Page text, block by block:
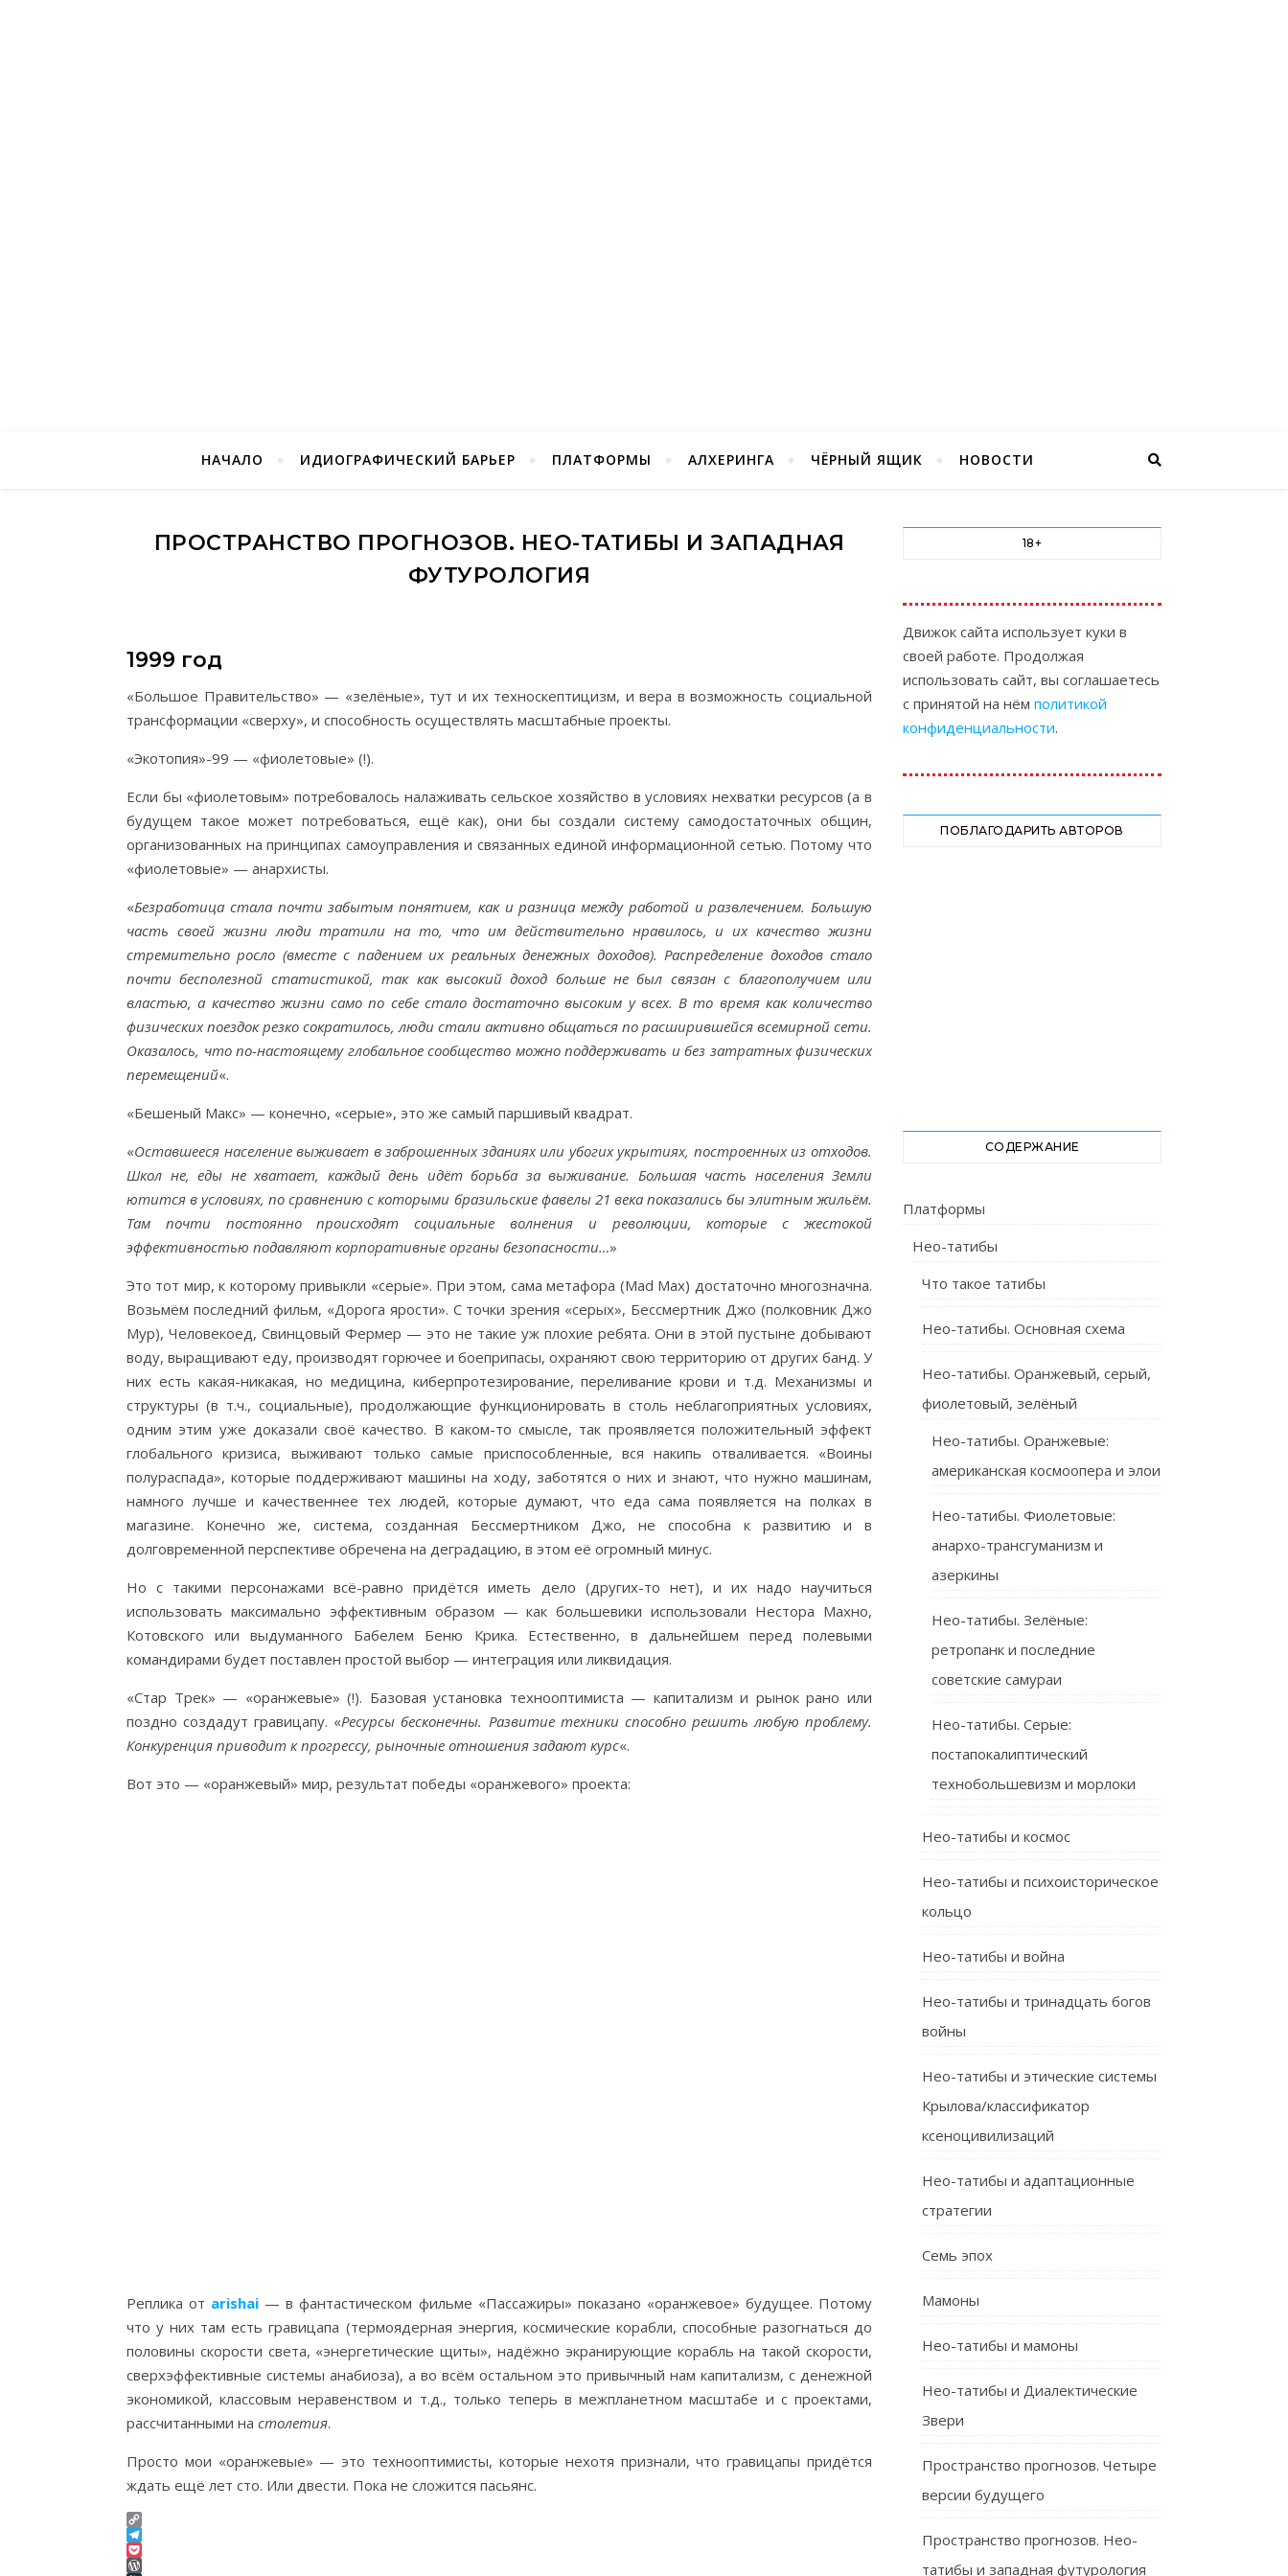
НАЧАЛО ИДИОГРАФИЧЕСКИЙ БАРЬЕР ПЛАТФОРМЫ АЛХЕРИНГА ЧЁРНЫЙ ЯЩИК НОВОСТИ
ПРОСТРАНСТВО ПРОГНОЗОВ. НЕО-ТАТИБЫ И ЗАПАДНАЯ
ФУТУРОЛОГИЯ
1999 год
«Большое Правительство» — «зелёные», тут и их техноскептицизм, и вера в возможность социальной
трансформации «сверху», и способность осуществлять масштабные проекты.
«Экотопия»-99 — «фиолетовые» (!).
Если бы «фиолетовым» потребовалось налаживать сельское хозяйство в условиях нехватки ресурсов (а в
будущем такое может потребоваться, ещё как), они бы создали систему самодостаточных общин,
организованных на принципах самоуправления и связанных единой информационной сетью. Потому что
«фиолетовые» — анархисты.
«Безработица стала почти забытым понятием, как и разница между работой и развлечением. Большую
часть своей жизни люди тратили на то, что им действительно нравилось, и их качество жизни
стремительно росло (вместе с падением их реальных денежных доходов). Распределение доходов стало
почти бесполезной статистикой, так как высокий доход больше не был связан с благополучием или
властью, а качество жизни само по себе стало достаточно высоким у всех. В то время как количество
физических поездок резко сократилось, люди стали активно общаться по расширившейся всемирной сети.
Оказалось, что по-настоящему глобальное сообщество можно поддерживать и без затратных физических
перемещений«.
«Бешеный Макс» — конечно, «серые», это же самый паршивый квадрат.
«Оставшееся население выживает в заброшенных зданиях или убогих укрытиях, построенных из отходов.
Школ не, еды не хватает, каждый день идёт борьба за выживание. Большая часть населения Земли
ютится в условиях, по сравнению с которыми бразильские фавелы 21 века показались бы элитным жильём.
Там почти постоянно происходят социальные волнения и революции, которые с жестокой
эффективностью подавляют корпоративные органы безопасности…»
Это тот мир, к которому привыкли «серые». При этом, сама метафора (Mad Max) достаточно многозначна.
Возьмём последний фильм, «Дорога ярости». С точки зрения «серых», Бессмертник Джо (полковник Джо
Мур), Человекоед, Свинцовый Фермер — это не такие уж плохие ребята. Они в этой пустыне добывают
воду, выращивают еду, производят горючее и боеприпасы, охраняют свою территорию от других банд. У
них есть какая-никакая, но медицина, киберпротезирование, переливание крови и т.д. Механизмы и
структуры (в т.ч., социальные), продолжающие функционировать в столь неблагоприятных условиях,
одним этим уже доказали своё качество. В каком-то смысле, так проявляется положительный эффект
глобального кризиса, выживают только самые приспособленные, вся накипь отваливается. «Воины
полураспада», которые поддерживают машины на ходу, заботятся о них и знают, что нужно машинам,
намного лучше и качественнее тех людей, которые думают, что еда сама появляется на полках в
магазине. Конечно же, система, созданная Бессмертником Джо, не способна к развитию и в
долговременной перспективе обречена на деградацию, в этом её огромный минус.
Но с такими персонажами всё-равно придётся иметь дело (других-то нет), и их надо научиться
использовать максимально эффективным образом — как большевики использовали Нестора Махно,
Котовского или выдуманного Бабелем Беню Крика. Естественно, в дальнейшем перед полевыми
командирами будет поставлен простой выбор — интеграция или ликвидация.
«Стар Трек» — «оранжевые» (!). Базовая установка технооптимиста — капитализм и рынок рано или
поздно создадут гравицапу. «Ресурсы бесконечны. Развитие техники способно решить любую проблему.
Конкуренция приводит к прогрессу, рыночные отношения задают курс«.
Вот это — «оранжевый» мир, результат победы «оранжевого» проекта:
Реплика от arishai — в фантастическом фильме «Пассажиры» показано «оранжевое» будущее. Потому
что у них там есть гравицапа (термоядерная энергия, космические корабли, способные разогнаться до
половины скорости света, «энергетические щиты», надёжно экранирующие корабль на такой скорости,
сверхэффективные системы анабиоза), а во всём остальном это привычный нам капитализм, с денежной
экономикой, классовым неравенством и т.д., только теперь в межпланетном масштабе и с проектами,
рассчитанными на столетия.
Просто мои «оранжевые» — это технооптимисты, которые нехотя признали, что гравицапы придётся
ждать ещё лет сто. Или двести. Пока не сложится пасьянс.
Copy
Link
Telegram
Pocket
18+
Движок сайта использует куки в
своей работе. Продолжая
использовать сайт, вы соглашаетесь
с принятой на нём политикой
конфиденциальности.
ПОБЛАГОДАРИТЬ АВТОРОВ
СОДЕРЖАНИЕ
Платформы
Нео-татибы
Что такое татибы
Нео-татибы. Основная схема
Нео-татибы. Оранжевый, серый,
фиолетовый, зелёный
Нео-татибы. Оранжевые:
американская космоопера и элои
Нео-татибы. Фиолетовые:
анархо-трансгуманизм и
азеркины
Нео-татибы. Зелёные:
ретропанк и последние
советские самураи
Нео-татибы. Серые:
постапокалиптический
технобольшевизм и морлоки
Нео-татибы и космос
Нео-татибы и психоисторическое
кольцо
Нео-татибы и война
Нео-татибы и тринадцать богов
войны
Нео-татибы и этические системы
Крылова/классификатор
ксеноцивилизаций
Нео-татибы и адаптационные
стратегии
Семь эпох
Мамоны
Нео-татибы и мамоны
Нео-татибы и Диалектические
Звери
Пространство прогнозов. Четыре
версии будущего
Пространство прогнозов. Нео-
татибы и западная футурология